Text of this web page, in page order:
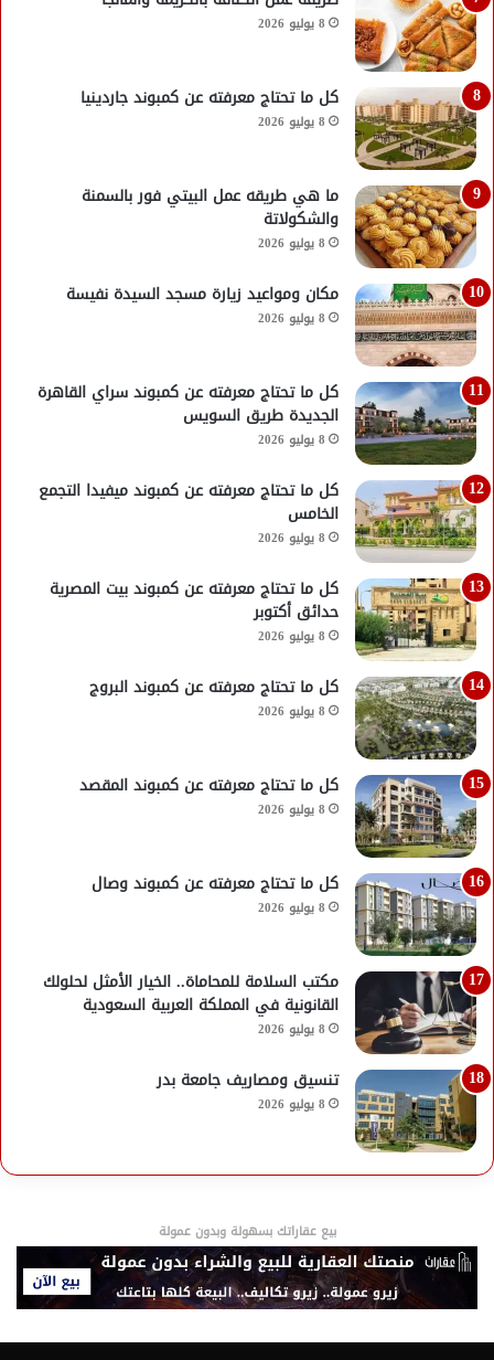
8 يوليو 2026
كل ما تحتاج معرفته عن كمبوند جاردينيا
8 يوليو 2026
ما هي طريقه عمل البيتي فور بالسمنة
والشكولاتة
8 يوليو 2026
مكان ومواعيد زيارة مسجد السيدة نفيسة
8 يوليو 2026
كل ما تحتاج معرفته عن كمبوند سراي القاهرة
الجديدة طريق السويس
8 يوليو 2026
كل ما تحتاج معرفته عن كمبوند ميفيدا التجمع
الخامس
8 يوليو 2026
كل ما تحتاج معرفته عن كمبوند بيت المصرية
حدائق أكتوبر
8 يوليو 2026
كل ما تحتاج معرفته عن كمبوند البروج
8 يوليو 2026
كل ما تحتاج معرفته عن كمبوند المقصد
8 يوليو 2026
كل ما تحتاج معرفته عن كمبوند وصال
8 يوليو 2026
مكتب السلامة للمحاماة.. الخيار الأمثل لحلولك
القانونية في المملكة العربية السعودية
8 يوليو 2026
تنسيق ومصاريف جامعة بدر
8 يوليو 2026
بيع عقاراتك بسهولة وبدون عمولة